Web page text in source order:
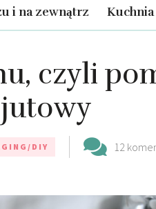
i na zewnątrz Kuchnia
czyli
jutowy
DIY 12